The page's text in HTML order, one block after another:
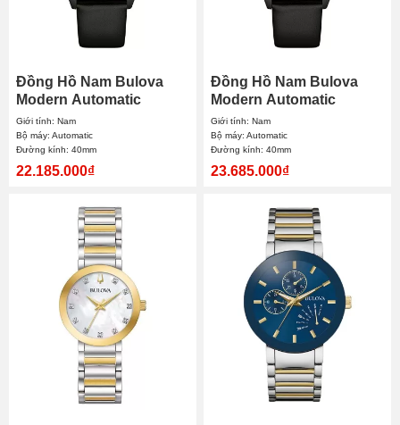
Đồng Hồ Nam Bulova
Modern Automatic
98A323 40mm
Giới tính: Nam
Bộ máy: Automatic
Đường kính: 40mm
22.185.000₫
Đồng Hồ Nam Bulova
Modern Automatic
98A322 40mm
Giới tính: Nam
Bộ máy: Automatic
Đường kính: 40mm
23.685.000₫